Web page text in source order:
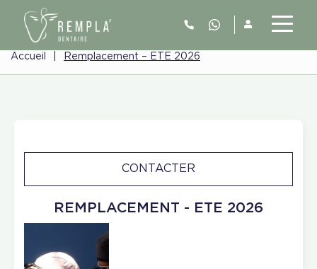
Accueil Remplacement – ETE 2026
REMPLACEMENT - ETE 2026
CONTACTER